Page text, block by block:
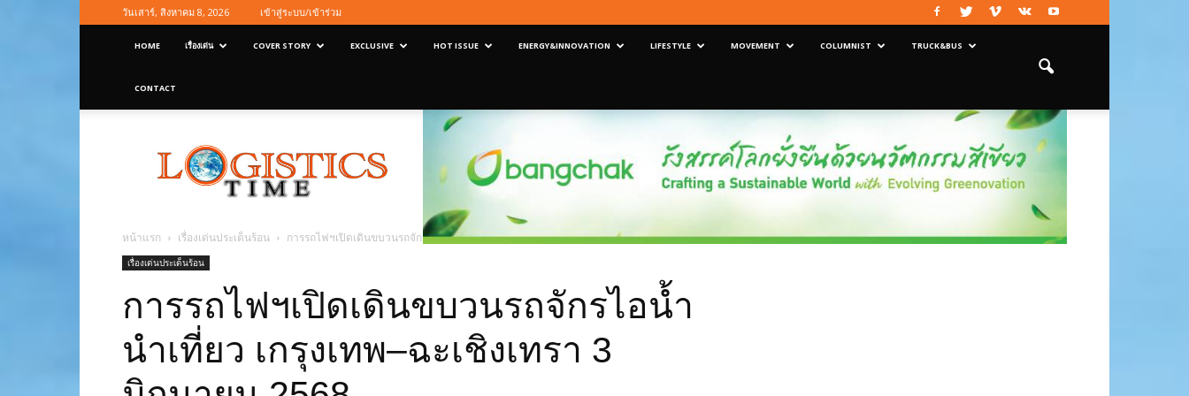
วันเสาร์, สิงหาคม 8, 2026 เข้าสู่ระบบ/เข้าร่วม
HOME เรื่องเด่น COVER STORY EXCLUSIVE HOT ISSUE ENERGY&INNOVATION LIFESTYLE MOVEMENT COLUMNIST TRUCK&BUS
CONTACT
Magazine
หน้าแรก เรื่องเด่นประเด็นร้อน การรถไฟฯเปิดเดินขบวนรถจักรไอน้ำนำเที่ยว เกรุงเทพ–ฉะเชิงเทรา 3 มิถุนายน 2568
เรื่องเด่นประเด็นร้อน
การรถไฟฯเปิดเดินขบวนรถจักรไอน้ำ
นำเที่ยว เกรุงเทพ–ฉะเชิงเทรา 3